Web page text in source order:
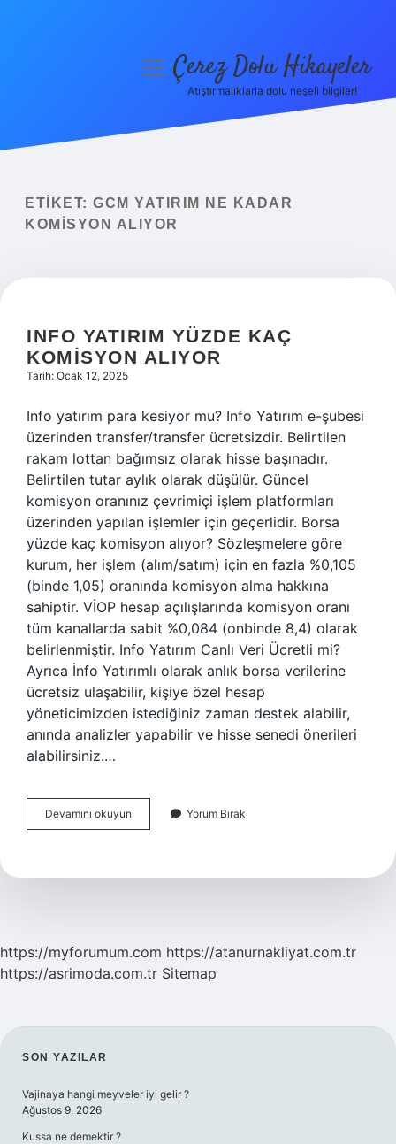
Yasal Uyarı
menüyüÇerez Dolu Hikayeler
Atıştırmalıklarla dolu neşeli bilgiler!
ETIKET: GCM YATIRIM NE KADAR
KOMISYON ALIYOR
INFO YATIRIM YÜZDE KAÇ
KOMISYON ALIYOR
Tarih: Ocak 12, 2025
Info yatırım para kesiyor mu? Info Yatırım e-şubesi
üzerinden transfer/transfer ücretsizdir. Belirtilen
rakam lottan bağımsız olarak hisse başınadır.
Belirtilen tutar aylık olarak düşülür. Güncel
komisyon oranınız çevrimiçi işlem platformları
üzerinden yapılan işlemler için geçerlidir. Borsa
yüzde kaç komisyon alıyor? Sözleşmelere göre
kurum, her işlem (alım/satım) için en fazla %0,105
(binde 1,05) oranında komisyon alma hakkına
sahiptir. VİOP hesap açılışlarında komisyon oranı
tüm kanallarda sabit %0,084 (onbinde 8,4) olarak
belirlenmiştir. Info Yatırım Canlı Veri Ücretli mi?
Ayrıca İnfo Yatırımlı olarak anlık borsa verilerine
ücretsiz ulaşabilir, kişiye özel hesap
yöneticimizden istediğiniz zaman destek alabilir,
anında analizler yapabilir ve hisse senedi önerileri
alabilirsiniz.…
Devamını okuyun
Yatırım
Komisyon
Yorum Bırak
https://myforumum.com https://atanurnakliyat.com.tr
https://asrimoda.com.tr Sitemap
SIDEBAR
SON YAZILAR
Vajinaya hangi meyveler iyi gelir ?
Ağustos 9, 2026
Kussa ne demektir ?